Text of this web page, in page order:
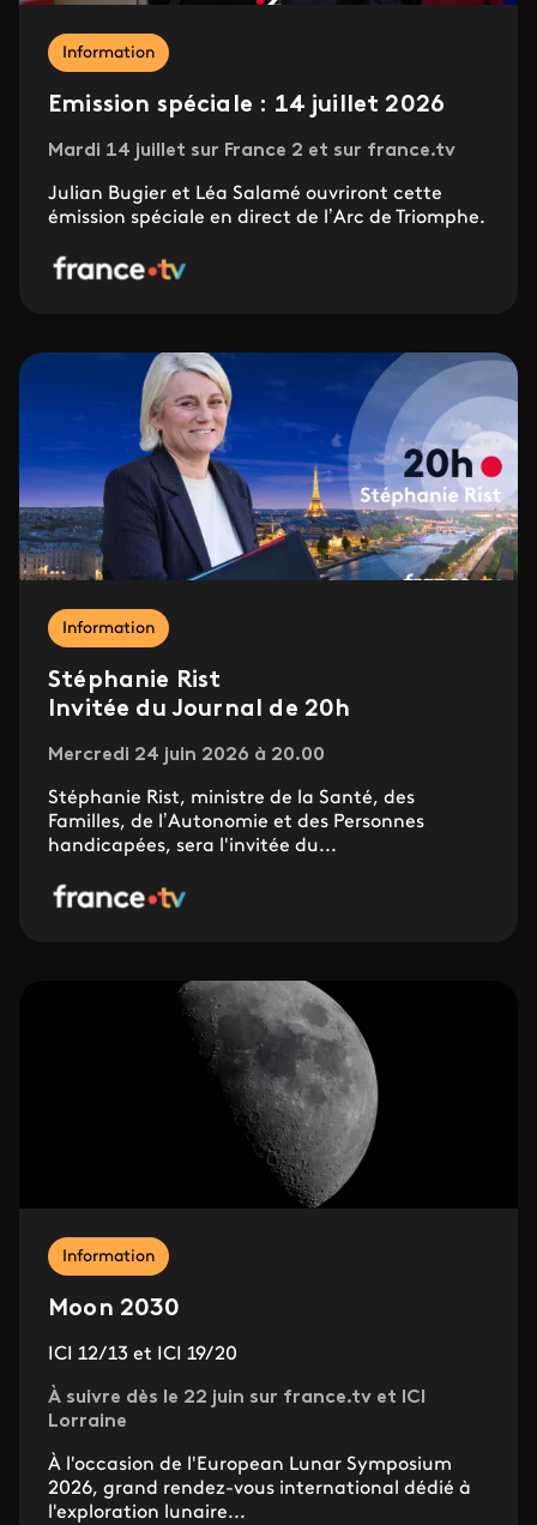
Information
Emission spéciale : 14 juillet 2026
Mardi 14 juillet sur France 2 et sur france.tv
Julian Bugier et Léa Salamé ouvriront cette
émission spéciale en direct de l’Arc de Triomphe.
Information
Stéphanie Rist
Invitée du Journal de 20h
Mercredi 24 juin 2026 à 20.00
Stéphanie Rist, ministre de la Santé, des
Familles, de l’Autonomie et des Personnes
handicapées, sera l'invitée du...
Information
Moon 2030
ICI 12/13 et ICI 19/20
À suivre dès le 22 juin sur france.tv et ICI
Lorraine
À l'occasion de l'European Lunar Symposium
2026, grand rendez-vous international dédié à
l'exploration lunaire...